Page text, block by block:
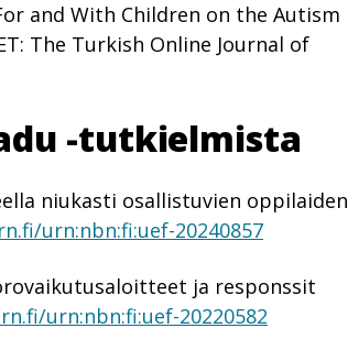
and With Children on the Autism
The Turkish Online Journal of
-tutkielmista
niukasti osallistuvien oppilaiden
urn:nbn:fi:uef-20240857
ja responssit
urn:nbn:fi:uef-20220582